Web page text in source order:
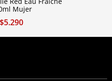
Mujer
$5.290